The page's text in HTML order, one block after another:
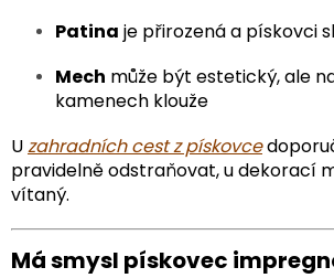
Patina je přirozená a pískovci
Mech může být estetický, ale
kamenech klouže
Uzahradních cest z pískovce
pravidelně odstraňovat, u dekorací
vítaný.
Má smysl pískovec